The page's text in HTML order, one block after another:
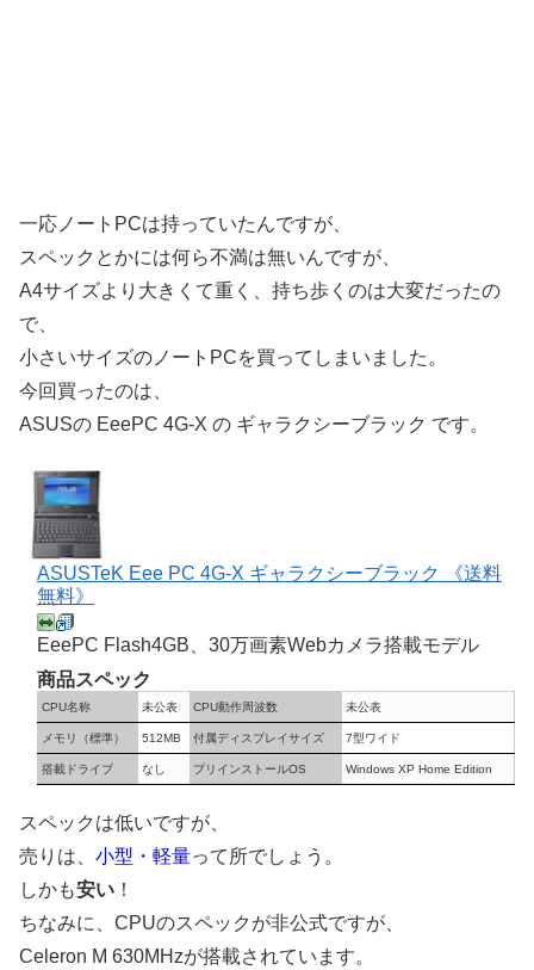
一応ノートPCは持っていたんですが、
スペックとかには何ら不満は無いんですが、
A4サイズより大きくて重く、持ち歩くのは大変だったの
で、
小さいサイズのノートPCを買ってしまいました。
今回買ったのは、
ASUSの EeePC 4G-X の ギャラクシーブラック です。
ASUSTeK Eee PC 4G-X ギャラクシーブラック 《送料
無料》
EeePC Flash4GB、30万画素Webカメラ搭載モデル
商品スペック
CPU名称 未公表 CPU動作周波数 未公表
メモリ（標準） 512MB 付属ディスプレイサイズ 7型ワイド
搭載ドライブ なし プリインストールOS Windows XP Home Edition
スペックは低いですが、
売りは、 小型・軽量って所でしょう。
しかも安い ！
ちなみに、CPUのスペックが非公式ですが、
Celeron M 630MHzが搭載されています。